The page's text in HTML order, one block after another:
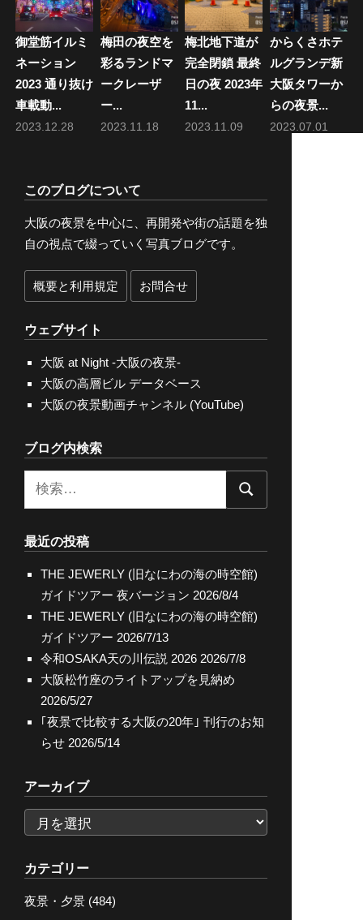
御堂筋イルミ
ネーション
2023 通り抜け
車載動...
2023.12.28
梅田の夜空を
彩るランドマ
ークレーザ
ー...
2023.11.18
梅北地下道が
完全閉鎖 最終
日の夜 2023年
11...
2023.11.09
からくさホテ
ルグランデ新
大阪タワーか
らの夜景...
2023.07.01
このブログについて
大阪の夜景を中心に、再開発や街の話題を独
自の視点で綴っていく写真ブログです。
概要と利用規定 お問合せ
ウェブサイト
大阪 at Night -大阪の夜景-
大阪の高層ビル データベース
大阪の夜景動画チャンネル (YouTube)
ブログ内検索
検
最近の投稿
THE JEWERLY (旧なにわの海の時空館)
ガイドツアー 夜バージョン 2026/8/4
THE JEWERLY (旧なにわの海の時空館)
ガイドツアー 2026/7/13
令和OSAKA天の川伝説 2026 2026/7/8
大阪松竹座のライトアップを見納め
2026/5/27
｢夜景で比較する大阪の20年｣ 刊行のお知
らせ 2026/5/14
アーカイブ
ー
カ
イ
ブ
カテゴリー
夜景・夕景 (484)